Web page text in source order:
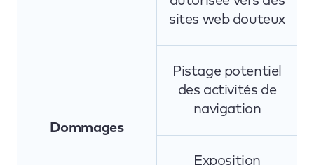
Dommages
sites web douteux
Pistage potentiel
des activités de
navigation
Exposition